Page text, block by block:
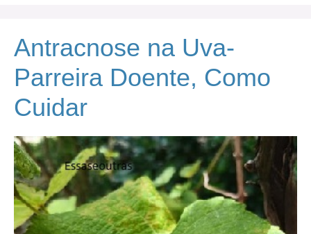
Antracnose na Uva-
Parreira Doente, Como
Cuidar